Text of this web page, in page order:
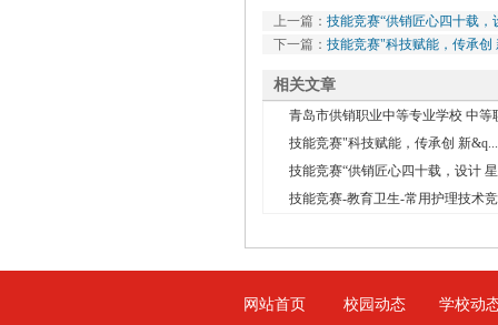
上一篇： 技能竞赛“供销匠心四十载，
下一篇： 技能竞赛"科技赋能，传承
相关文章
青岛市供销职业中等专业学校 中等
技能竞赛"科技赋能，传承创 新&q...
技能竞赛“供销匠心四十载，设计
技能竞赛-教育卫生-常用护理技术
网站首页 校园动态 学校动